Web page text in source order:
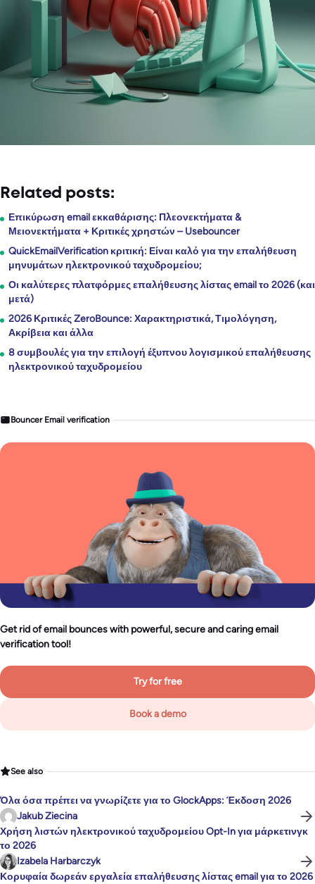
Related posts:
Επικύρωση email εκκαθάρισης: Πλεονεκτήματα &
Μειονεκτήματα + Κριτικές χρηστών – Usebouncer
QuickEmailVerification κριτική: Είναι καλό για την επαλήθευση
μηνυμάτων ηλεκτρονικού ταχυδρομείου;
Οι καλύτερες πλατφόρμες επαλήθευσης λίστας email το 2026 (και
μετά)
2026 Κριτικές ZeroBounce: Χαρακτηριστικά, Τιμολόγηση,
Ακρίβεια και άλλα
8 συμβουλές για την επιλογή έξυπνου λογισμικού επαλήθευσης
ηλεκτρονικού ταχυδρομείου
Bouncer Email verification
Get rid of email bounces with powerful, secure and caring email
verification tool!
Try for free
Book a demo
See also
Όλα όσα πρέπει να γνωρίζετε για το GlockApps: Έκδοση 2026
Jakub Ziecina
Χρήση λιστών ηλεκτρονικού ταχυδρομείου Opt-In για μάρκετινγκ
το 2026
Izabela Harbarczyk
Κορυφαία δωρεάν εργαλεία επαλήθευσης λίστας email για το 2026